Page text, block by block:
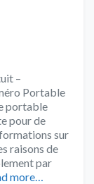
–
Portable
portable
pour de
sur
raisons de
par
more…